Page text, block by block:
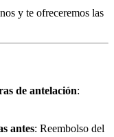
y te ofreceremos las
de antelación:
antes: Reembolso del